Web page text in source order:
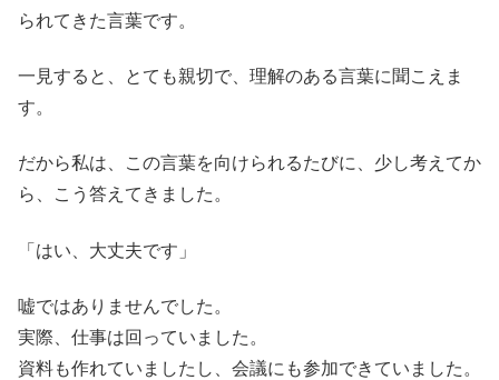
られてきた言葉です。
一見すると、とても親切で、理解のある言葉に聞こえま
す。
だから私は、この言葉を向けられるたびに、少し考えてか
ら、こう答えてきました。
「はい、大丈夫です」
嘘ではありませんでした。
実際、仕事は回っていました。
資料も作れていましたし、会議にも参加できていました。